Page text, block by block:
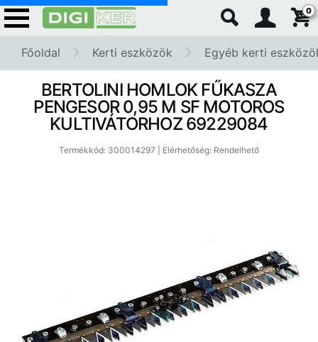
0
Főoldal Kerti eszközök Egyéb kerti
BERTOLINI HOMLOK FŰKASZA
PENGESOR 0,95 M SF MOTOROS
KULTIVÁTORHOZ 69229084
Termékkód: 300014297 | Elérhetőség: Rendelhető